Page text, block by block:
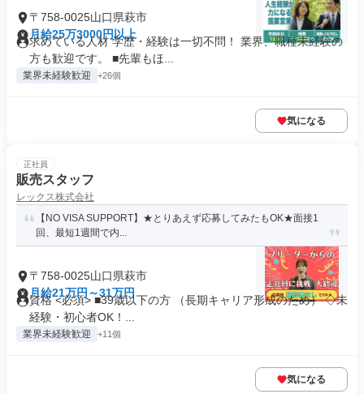
〒758-0025山口県萩市
月給25万3000円以上
求めている人材 学歴・経験は一切不問！ 業界、職種未経験の
方も歓迎です。 ■先輩もほ...
業界未経験歓迎 +26個
気になる
正社員
販売スタッフ
レックス株式会社
【NO VISA SUPPORT】★とりあえず応募してみたもOK★面接1
回、最短1週間で内...
〒758-0025山口県萩市
月給21万円～31万円
資格 <必須> ■39歳以下の方 （長期キャリア形成のため） ◇未
経験・初心者OK！...
業界未経験歓迎 +11個
気になる